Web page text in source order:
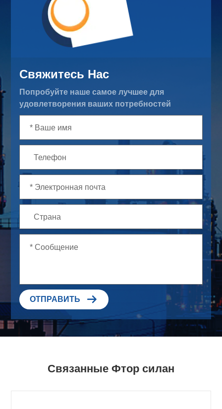
Свяжитесь Нас
Попробуйте наше самое лучшее для
удовлетворения ваших потребностей
ОТПРАВИТЬ 
Связанные Фтор силан